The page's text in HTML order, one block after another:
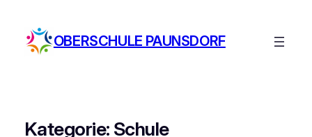
OBERSCHULE PAUNSDORF
Kategorie: Schule